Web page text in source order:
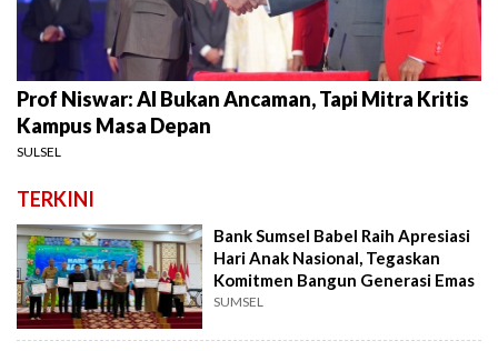
Prof Niswar: AI Bukan Ancaman, Tapi Mitra Kritis
Kampus Masa Depan
SULSEL
TERKINI
Bank Sumsel Babel Raih Apresiasi
Hari Anak Nasional, Tegaskan
Komitmen Bangun Generasi Emas
SUMSEL